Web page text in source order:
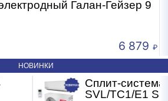
Галан-Гейзер 9
6 879
НОВИНКИ
Сплит-система ABASK
SVL/TC1/E1 SEVILLE